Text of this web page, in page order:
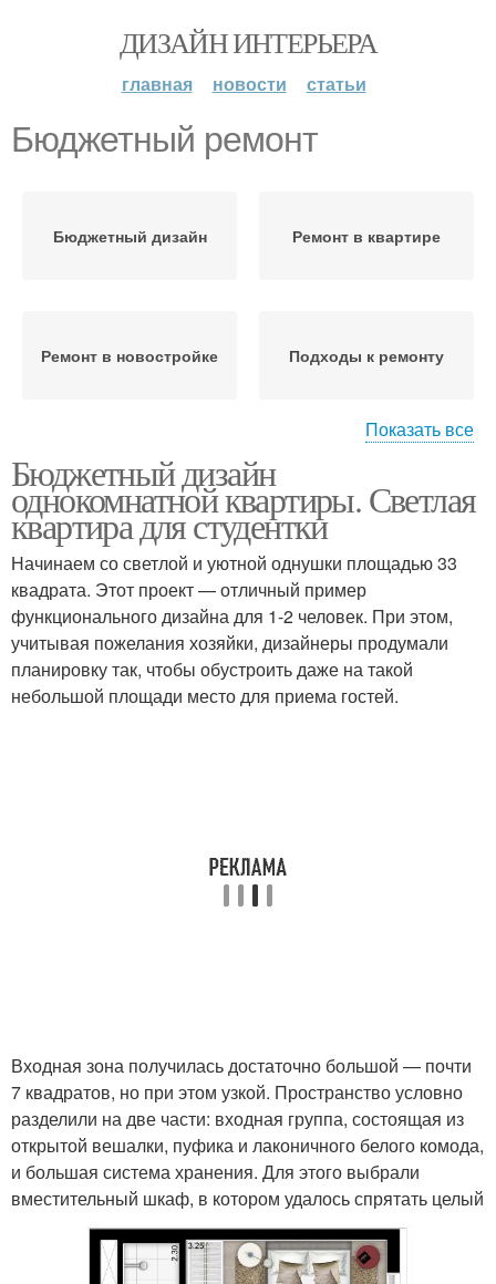
ДИЗАЙН ИНТЕРЬЕРА
главная новости статьи
Бюджетный ремонт
Бюджетный дизайн Ремонт в квартире
Ремонт в новостройке Подходы к ремонту
Ремонт по плану
Ремонт с нуля Косметический ремонт
Комната к
Комната к ремонту Грамотный ремонт
Ремонт во вторичке
Ремонт в сельском
доме
Показать все
Бюджетный дизайн
однокомнатной квартиры. Светлая
квартира для студентки
Начинаем со светлой и уютной однушки площадью 33
квадрата. Этот проект — отличный пример
функционального дизайна для 1-2 человек. При этом,
учитывая пожелания хозяйки, дизайнеры продумали
планировку так, чтобы обустроить даже на такой
небольшой площади место для приема гостей.
Входная зона получилась достаточно большой — почти
7 квадратов, но при этом узкой. Пространство условно
разделили на две части: входная группа, состоящая из
открытой вешалки, пуфика и лаконичного белого комода,
и большая система хранения. Для этого выбрали
вместительный шкаф, в котором удалось спрятать целый